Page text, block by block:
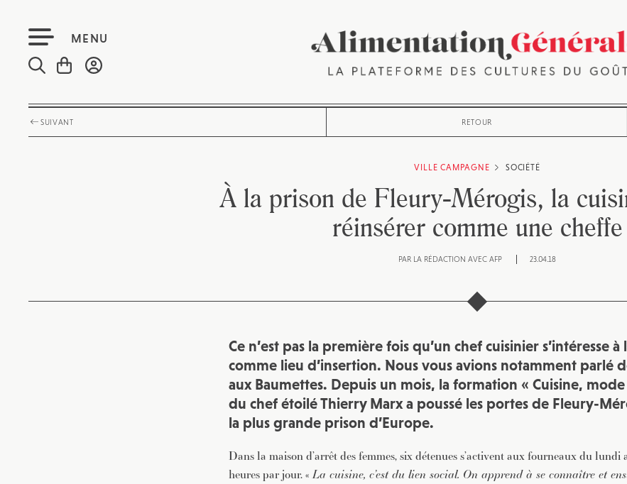
MENU
SUIVANT RETOUR
VILLE CAMPAGNE SOCIÉTÉ
À la prison de Fleury-Mérogis, la
réinsérer comme une cheffe
PAR LA RÉDACTION AVEC AFP 23.04.18
Ce n’est pas la première fois qu’un chef cuisinier s’intéresse à
comme lieu d’insertion. Nous vous avions notamment parlé
aux Baumettes. Depuis un mois, la formation « Cuisine, mode
du chef étoilé Thierry Marx a poussé les portes de Fleury-
la plus grande prison d’Europe.
Dans la maison d’arrêt des femmes, six détenues s’activent aux fourneaux du lundi
heures par jour. «La cuisine, c’est du lien social. On apprend à se connaître et